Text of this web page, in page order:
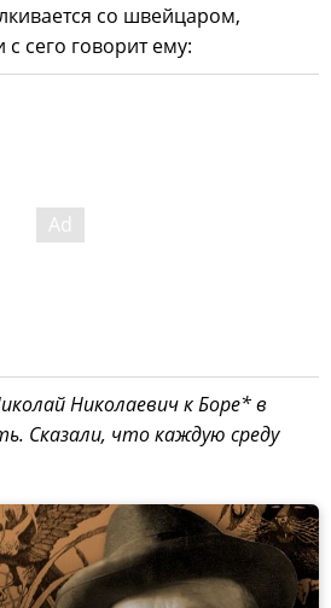
со швейцаром,
сего говорит ему:
Николаевич к Боре* в
Сказали, что каждую среду